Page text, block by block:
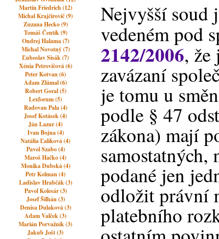
Martin Friedrich (12)
Michal Krajčírovič (9)
Zuzana Hecko (9)
Tomáš Čentík (9)
Ondrej Halama (7)
Michal Novotný (7)
Ľuboslav Sisák (7)
Xénia Petrovičová (6)
Peter Kotvan (6)
Adam Zlámal (6)
Robert Goral (5)
Lexforum (5)
Radovan Pala (4)
Josef Kotásek (4)
Ján Lazur (4)
Ivan Bojna (4)
Natália Ľalíková (4)
Pavol Szabo (4)
Maroš Hačko (4)
Monika Dubská (4)
Petr Kolman (4)
Ladislav Hrabčák (3)
Pavol Kolesár (3)
Josef Šilhán (3)
Denisa Dulaková (3)
Adam Valček (3)
Marián Porvažník (3)
Jakub Jošt (3)
Nejvyšší soud
vedeném pod
2142/2006, že
zavázaní
je tomu u
podle § 47
zákona) mají
podané jen
odložit právní
platebního